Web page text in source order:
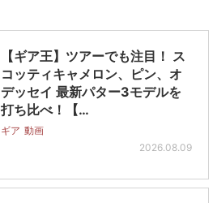
【ギア王】ツアーでも注目！ ス
コッティキャメロン、ピン、オ
デッセイ 最新パター3モデルを
打ち比べ！【…
ギア 動画
2026.08.09